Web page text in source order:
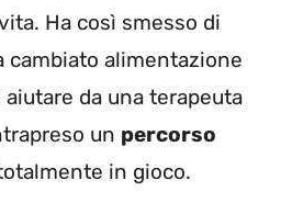
Ha così smesso di
cambiato alimentazione
da una terapeuta
un percorso
in gioco.